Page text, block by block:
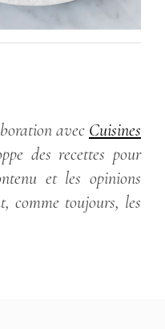
avec Cuisines
des recettes pour
et les opinions
comme toujours, les